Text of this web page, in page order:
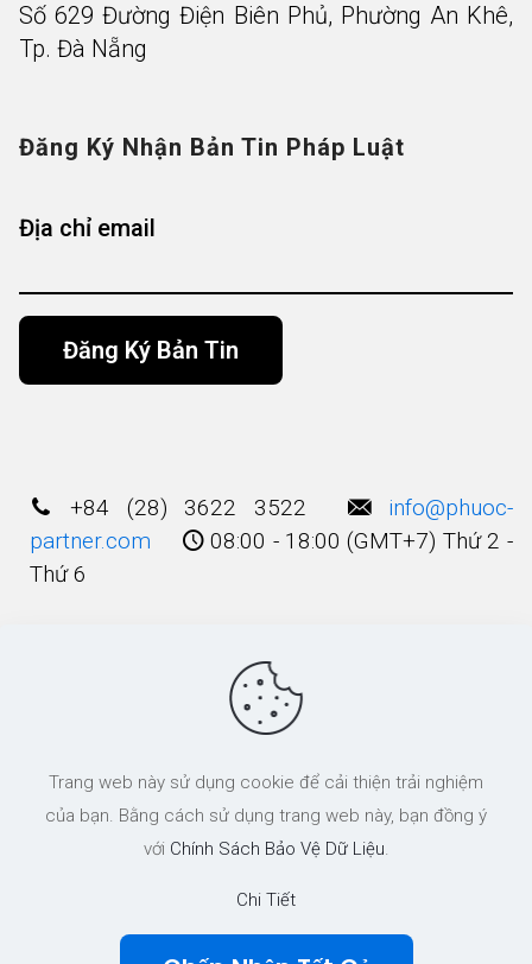
Số 629 Đường Điện Biên Phủ, Phường An Khê,
Tp. Đà Nẵng
Đăng Ký Nhận Bản Tin Pháp Luật
Địa chỉ email
+84 (28) 3622 3522
info@phuoc-
partner.com
08:00 - 18:00 (GMT+7) Thứ 2 -
Thứ 6
© 2003 - 2025 Bản quyền thuộc về Công Ty
Luật TNHH Phước và Các cộng Sự
Trang web này sử dụng cookie để cải thiện trải nghiệm
của bạn. Bằng cách sử dụng trang web này, bạn đồng ý
với Chính Sách Bảo Vệ Dữ Liệu.
Chi Tiết